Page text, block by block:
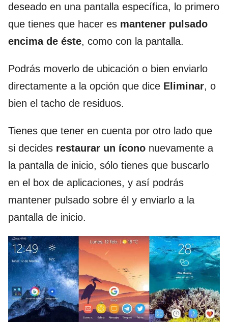
deseado en una pantalla específica, lo primero
que tienes que hacer es mantener pulsado
encima de éste, como con la pantalla.
Podrás moverlo de ubicación o bien enviarlo
directamente a la opción que dice Eliminar, o
bien el tacho de residuos.
Tienes que tener en cuenta por otro lado que
si decides restaurar un ícono nuevamente a
la pantalla de inicio, sólo tienes que buscarlo
en el box de aplicaciones, y así podrás
mantener pulsado sobre él y enviarlo a la
pantalla de inicio.